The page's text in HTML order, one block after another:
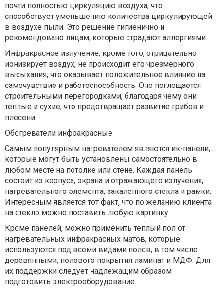
почти полностью циркуляцию воздуха, что
способствует уменьшению количества циркулирующей
в воздухе пыли. Это решение гигиенично и
рекомендовано лицам, которые страдают аллергиями.
Инфракрасное излучение, кроме того, отрицательно
ионизирует воздух, не происходит его чрезмерного
высыхания, что оказывает положительное влияние на
самочувствие и работоспособность. Оно поглощается
строительными перегородками, благодаря чему они
теплые и сухие, что предотвращает развитие грибов и
плесени.
Обогреватели инфракрасные
Самым популярным нагревателем являются ик-панели,
которые могут быть установлены самостоятельно в
любом месте на потолке или стене. Каждая панель
состоит из корпуса, экрана и отражающего излучения,
нагревательного элемента, закаленного стекла и рамки.
Интересным является тот факт, что по желанию клиента
на стекло можно поставить любую картинку.
Кроме панелей, можно применить теплый пол от
нагревательных инфракрасных матов, которые
используются под всеми видами полов, в том числе
деревянными, полового покрытия ламинат и МДФ. Для
их поддержки следует надлежащим образом
подготовить электрооборудование.